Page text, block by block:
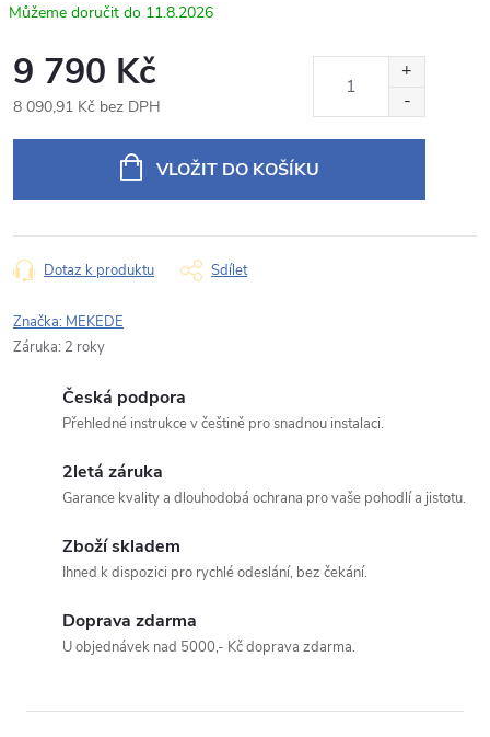
Produkt:
Tiguan / světle šedý rámeček
Jméno
Váš dotaz
Odeslat dotaz
Odesláním souhlasíte se
11.8.2026
9 790 Kč
8 090,91 Kč bez DPH
VLOŽIT DO KOŠÍKU
Dotaz k produktu Sdílet
Značka: MEKEDE
Záruka: 2 roky
Česká podpora
Přehledné instrukce v češtině pro snadnou instalaci.
2letá záruka
Garance kvality a dlouhodobá ochrana pro vaše pohodlí a jistotu.
Zboží skladem
Ihned k dispozici pro rychlé odeslání, bez čekání.
Doprava zdarma
U objednávek nad 5000,- Kč doprava zdarma.